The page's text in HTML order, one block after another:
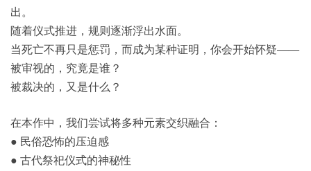
出。
随着仪式推进，规则逐渐浮出水面。
当死亡不再只是惩罚，而成为某种证明，你会开始怀疑——
被审视的，究竟是谁？
被裁决的，又是什么？
在本作中，我们尝试将多种元素交织融合：
● 民俗恐怖的压迫感
● 古代祭祀仪式的神秘性